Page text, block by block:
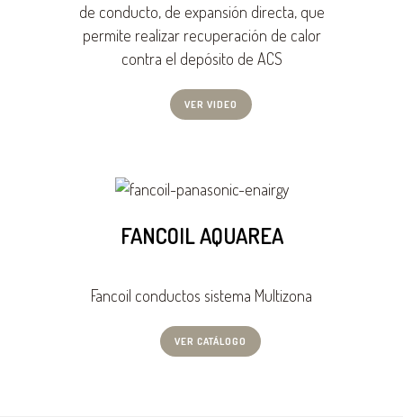
de conducto, de expansión directa, que
permite realizar recuperación de calor
contra el depósito de ACS
VER VIDEO
FANCOIL AQUAREA
Fancoil conductos sistema Multizona
VER CATÁLOGO